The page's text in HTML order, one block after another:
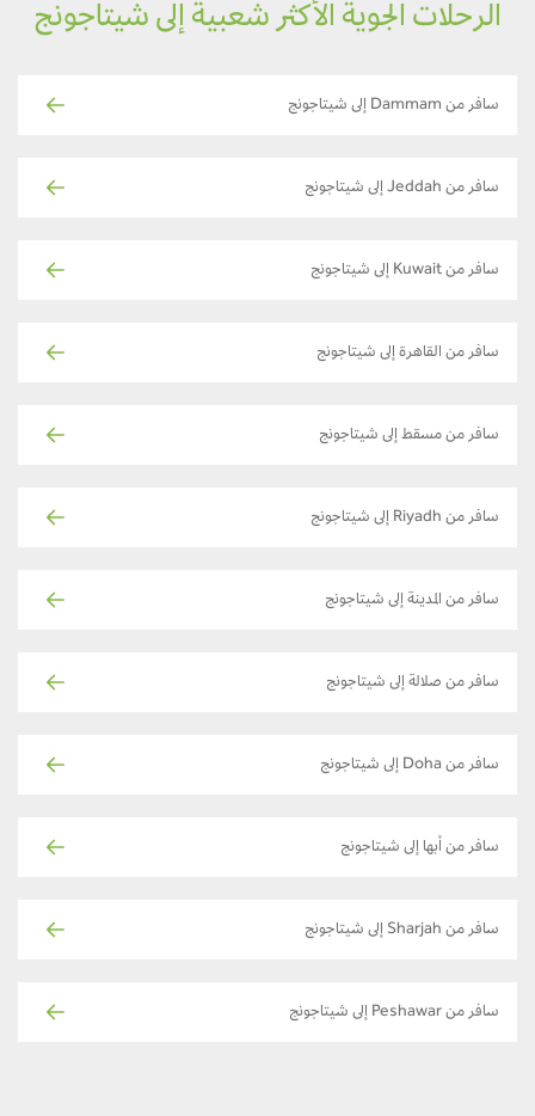
الرحلات الجوية الأكثر شعبية إلى شيتاجونج
سافر من Dammam إلى شيتاجونج
سافر من Jeddah إلى شيتاجونج
سافر من Kuwait إلى شيتاجونج
سافر من القاهرة إلى شيتاجونج
سافر من مسقط إلى شيتاجونج
سافر من Riyadh إلى شيتاجونج
سافر من المدينة إلى شيتاجونج
سافر من صلالة إلى شيتاجونج
سافر من Doha إلى شيتاجونج
سافر من أبها إلى شيتاجونج
سافر من Sharjah إلى شيتاجونج
سافر من Peshawar إلى شيتاجونج